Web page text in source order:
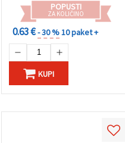
POPUSTI
ZA KOLIČINO
0.63 €- 30 %10 paket +
KUPI